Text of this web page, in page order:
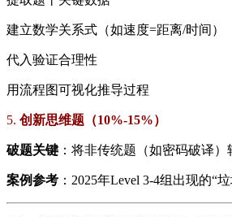
建立数学关系式（如速度=距离/时间）
代入验证合理性
用流程图可视化推导过程
5. ​ ​创新思维题（10%-15%）​
​破题关键​ ：将非传统题（如密码破译
​案例参考​ ：2025年Level 3-4组出现的“